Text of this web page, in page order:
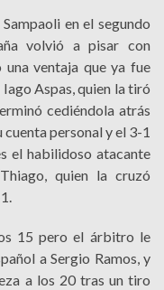
en el segundo
volvió a pisar con
ventaja que ya fue
Aspas, quien la tiró
cediéndola atrás
cuenta personal y el 3-1
el habilidoso atacante
quien la cruzó
15 pero el árbitro le
a Sergio Ramos, y
a los 20 tras un tiro